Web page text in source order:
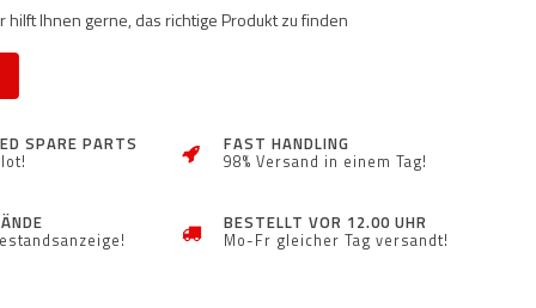
hilft Ihnen gerne, das richtige Produkt zu finden
SPARE PARTS FAST HANDLING
98% Versand in einem Tag!
BESTELLT VOR 12.00 UHR
Mo-Fr gleicher Tag versandt!